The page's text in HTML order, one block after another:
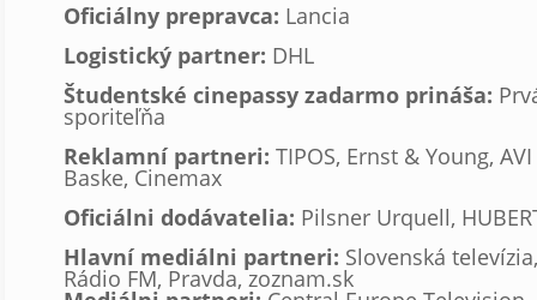
Oficiálny prepravca: Lancia
Logistický partner: DHL
Študentské cinepassy zadarmo prináša:
sporiteľňa
Reklamní partneri: TIPOS, Ernst & Young,
Baske, Cinemax
Oficiálni dodávatelia: Pilsner Urquell,
Hlavní mediálni partneri: Slovenská
Rádio FM, Pravda, zoznam.sk